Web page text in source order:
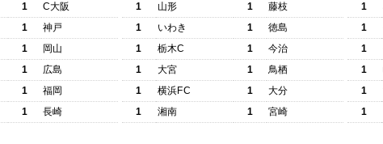
1
C大阪
1
神戸
1
岡山
1
広島
1
福岡
1 長崎
1
山形 1
藤枝
1
いわき 1
徳島
1
栃木C 1
今治
1
大宮 1
鳥栖
1
横浜FC 1
大分
1
湘南 1 宮崎
1
1
1
1
1
1